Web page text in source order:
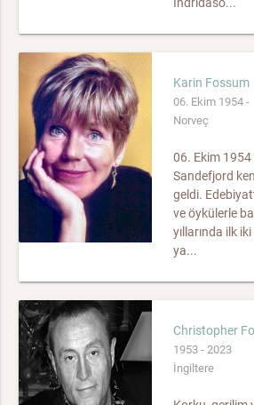
Karin Fossum
06. Ekim 1954 -
Norveç
06. Ekim 1954
Sandefjord
geldi.
ve öykülerle
yıllarında ilk
ya...
Christopher
1953 - 2023
İngiltere